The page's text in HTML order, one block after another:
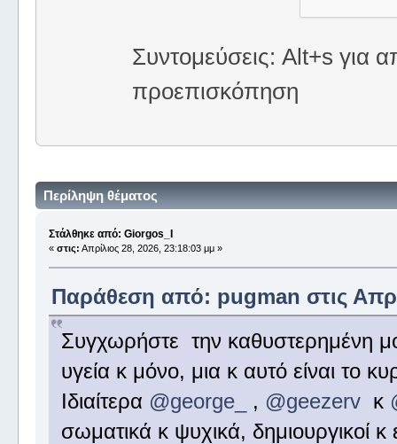
Συντομεύσεις: Alt+s για
προεπισκόπηση
Περίληψη θέματος
Στάλθηκε από: Giorgos_I
« στις: Απρίλιος 28, 2026, 23:18:03 μμ »
Παράθεση από: pugman στις
Συγχωρήστε την καθυστερημένη
υγεία κ μόνο, μια κ αυτό είναι το
Ιδιαίτερα @george_ , @geezervκ
σωματικά κ ψυχικά, δημιουργικοί κ